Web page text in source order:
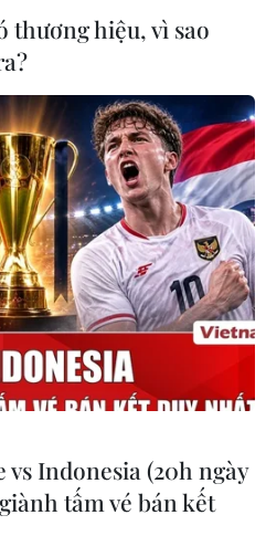
thương hiệu, vì sao
Indonesia (20h ngày
tấm vé bán kết